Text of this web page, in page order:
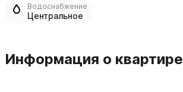
Водоснабжение
Центральное
Информация о квартире